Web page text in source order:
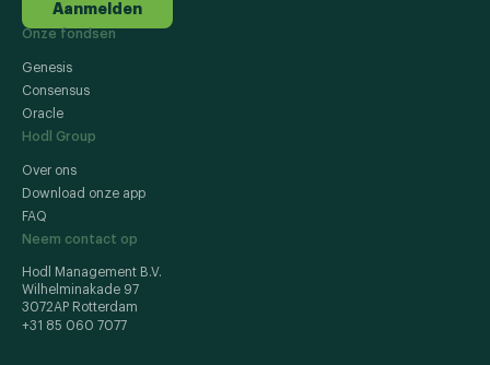
Aanmelden
Onze fondsen
Genesis
Consensus
Oracle
Hodl Group
Over ons
Download onze app
FAQ
Neem contact op
Hodl Management B.V.
Wilhelminakade 97
3072AP Rotterdam
+31 85 060 7077